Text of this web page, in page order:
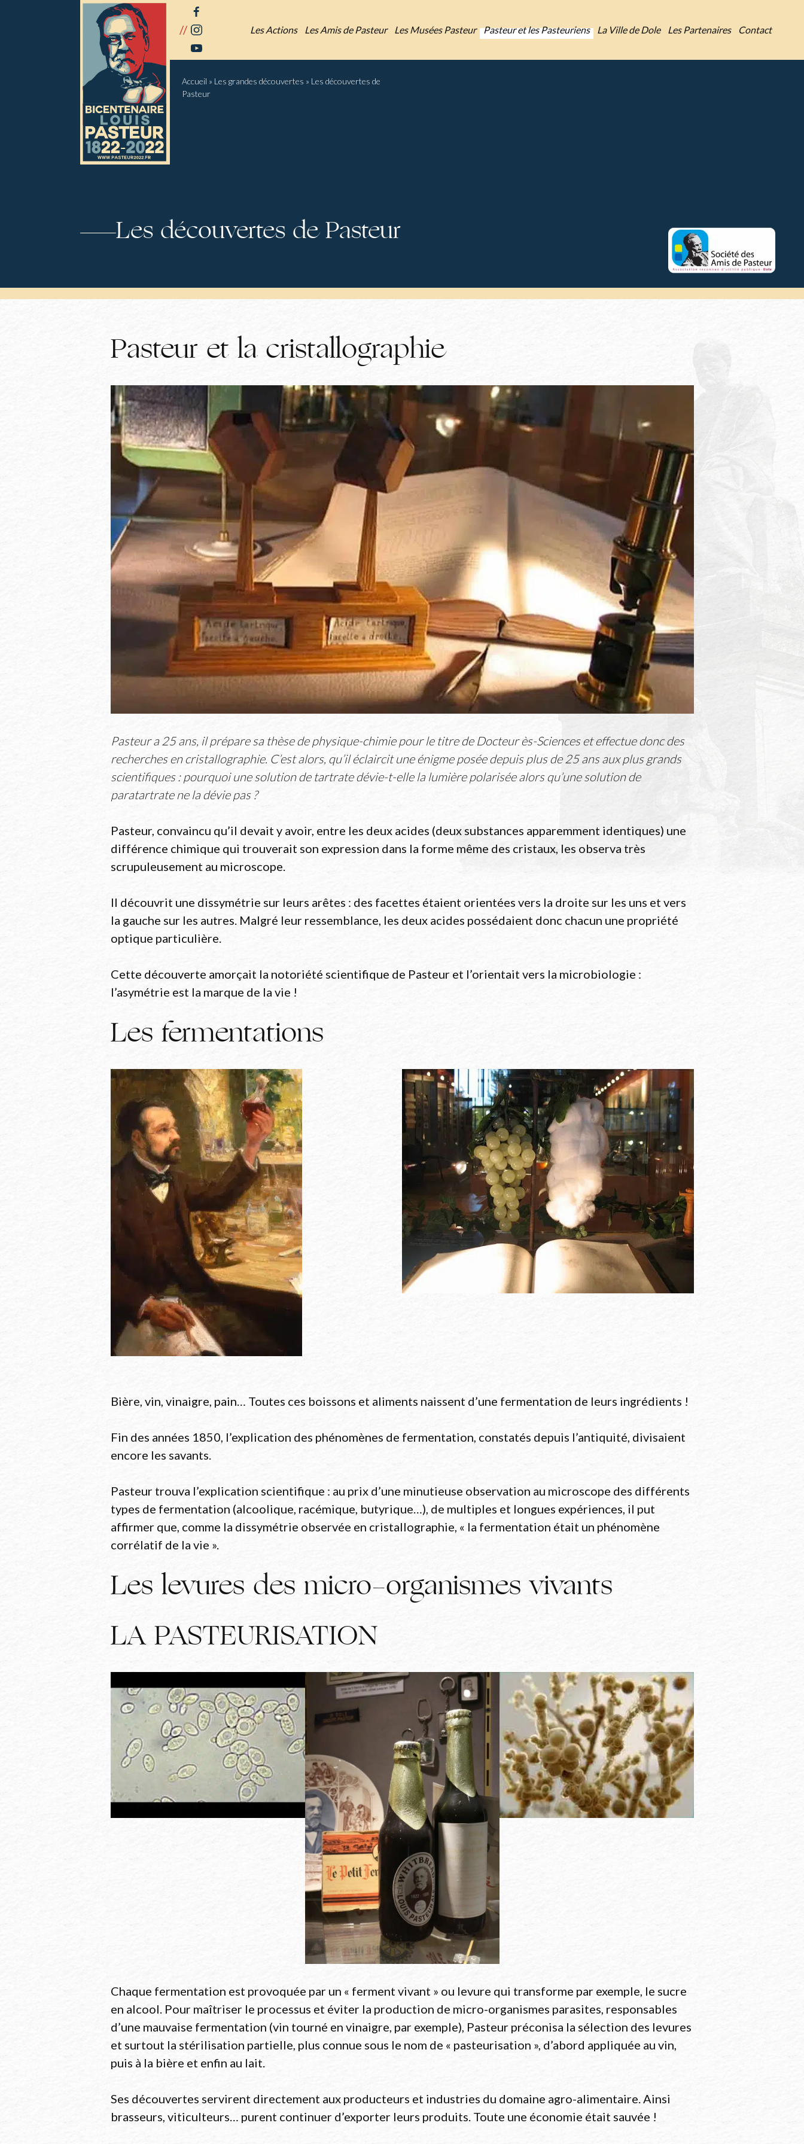
//
facebook
instagram
youtube
Les Actions Les Amis de Pasteur Les Musées Pasteur Pasteur et les Pasteuriens La Ville de Dole Les Partenaires Contact
Accueil » Les grandes découvertes » Les découvertes de
Pasteur
Les découvertes de Pasteur
Pasteur et la cristallographie
Pasteur a 25 ans, il prépare sa thèse de physique-chimie pour le titre de Docteur ès-Sciences et effectue donc des
recherches en cristallographie. C’est alors, qu’il éclaircit une énigme posée depuis plus de 25 ans aux plus grands
scientifiques : pourquoi une solution de tartrate dévie-t-elle la lumière polarisée alors qu’une solution de
paratartrate ne la dévie pas ?
Pasteur, convaincu qu’il devait y avoir, entre les deux acides (deux substances apparemment identiques) une
différence chimique qui trouverait son expression dans la forme même des cristaux, les observa très
scrupuleusement au microscope.
Il découvrit une dissymétrie sur leurs arêtes : des facettes étaient orientées vers la droite sur les uns et vers
la gauche sur les autres. Malgré leur ressemblance, les deux acides possédaient donc chacun une propriété
optique particulière.
Cette découverte amorçait la notoriété scientifique de Pasteur et l’orientait vers la microbiologie :
l’asymétrie est la marque de la vie !
Les fermentations
Bière, vin, vinaigre, pain… Toutes ces boissons et aliments naissent d’une fermentation de leurs ingrédients !
Fin des années 1850, l’explication des phénomènes de fermentation, constatés depuis l’antiquité, divisaient
encore les savants.
Pasteur trouva l’explication scientifique : au prix d’une minutieuse observation au microscope des différents
types de fermentation (alcoolique, racémique, butyrique…), de multiples et longues expériences, il put
affirmer que, comme la dissymétrie observée en cristallographie, « la fermentation était un phénomène
corrélatif de la vie ».
Les levures des micro-organismes vivants
LA PASTEURISATION
Chaque fermentation est provoquée par un « ferment vivant » ou levure qui transforme par exemple, le sucre
en alcool. Pour maîtriser le processus et éviter la production de micro-organismes parasites, responsables
d’une mauvaise fermentation (vin tourné en vinaigre, par exemple), Pasteur préconisa la sélection des levures
et surtout la stérilisation partielle, plus connue sous le nom de « pasteurisation », d’abord appliquée au vin,
puis à la bière et enfin au lait.
Ses découvertes servirent directement aux producteurs et industries du domaine agro-alimentaire. Ainsi
brasseurs, viticulteurs… purent continuer d’exporter leurs produits. Toute une économie était sauvée !
Panneau de gestion des cookies